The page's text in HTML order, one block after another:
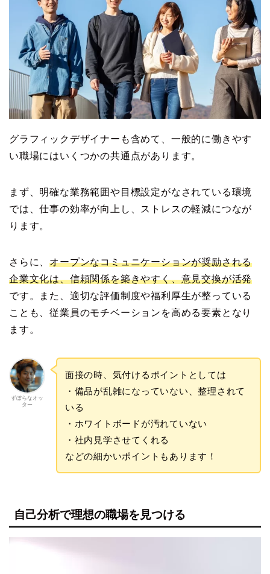
グラフィックデザイナーも含めて、一般的に働きやす
い職場にはいくつかの共通点があります。
まず、明確な業務範囲や目標設定がなされている環境
では、仕事の効率が向上し、ストレスの軽減につなが
ります。
さらに、オープンなコミュニケーションが奨励される
企業文化は、信頼関係を築きやすく、意見交換が活発
です。また、適切な評価制度や福利厚生が整っている
ことも、従業員のモチベーションを高める要素となり
ます。
ずぼらなオッ
ター
面接の時、気付けるポイントとしては
・備品が乱雑になっていない、整理されて
いる
・ホワイトボードが汚れていない
・社内見学させてくれる
などの細かいポイントもあります！
自己分析で理想の職場を見つける